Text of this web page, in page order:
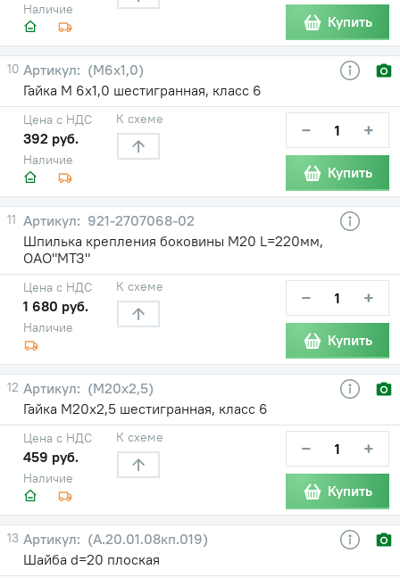
Наличие
Купить
10
(М6х1,0)
Гайка М 6х1,0 шестигранная, класс 6
Наличие
Цена с НДС
392 руб.
К схеме − +
Купить
11
921-2707068-02
Шпилька крепления боковины М20 L=220мм,
ОАО"МТЗ"
Наличие
Цена с НДС
1 680 руб.
К схеме − +
Купить
12
(М20х2,5)
Гайка М20х2,5 шестигранная, класс 6
Наличие
Цена с НДС
459 руб.
К схеме − +
Купить
13
(А.20.01.08кп.019)
Шайба d=20 плоская